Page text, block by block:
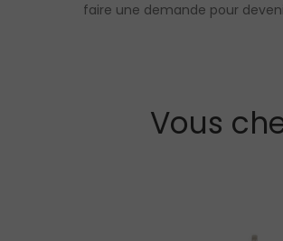
faire une demande pour
Vous